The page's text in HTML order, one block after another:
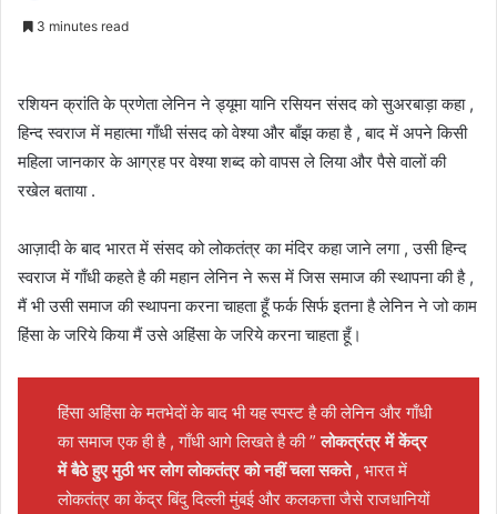
3 minutes read
रशियन क्रांति के प्रणेता लेनिन ने ड्यूमा यानि रसियन संसद को सुअरबाड़ा कहा ,
हिन्द स्वराज में महात्मा गाँधी संसद को वेश्या और बाँझ कहा है , बाद में अपने किसी
महिला जानकार के आग्रह पर वेश्या शब्द को वापस ले लिया और पैसे वालों की
रखेल बताया .
आज़ादी के बाद भारत में संसद को लोकतंत्र का मंदिर कहा जाने लगा , उसी हिन्द
स्वराज में गाँधी कहते है की महान लेनिन ने रूस में जिस समाज की स्थापना की है ,
मैं भी उसी समाज की स्थापना करना चाहता हूँ फर्क सिर्फ इतना है लेनिन ने जो काम
हिंसा के जरिये किया मैं उसे अहिंसा के जरिये करना चाहता हूँ।
हिंसा अहिंसा के मतभेदों के बाद भी यह स्पस्ट है की लेनिन और गाँधी
का समाज एक ही है , गाँधी आगे लिखते है की ”लोकत्रंत्र में केंद्र
में बैठे हुए मुठी भर लोग लोकतंत्र को नहीं चला सकते, भारत में
लोकतंत्र का केंद्र बिंदु दिल्ली मुंबई और कलकत्ता जैसे राजधानियों